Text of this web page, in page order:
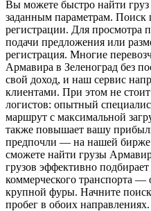
Вы можете быстро найти
заданным параметрам. Поиск
регистрации. Для просмотра
подачи предложения или
регистрация. Многие
Армавира в Зеленоград без
свой доход, и наш сервис
клиентами. При этом не
логистов: опытный
маршрут с максимальной
также повышает вашу
предпочли — на нашей бирже
сможете найти грузы
грузов эффективно
коммерческого транспорта —
крупной фуры. Начните
пробег в обоих направлениях.